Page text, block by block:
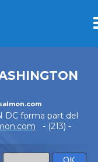
DC forma part del
- (213) -